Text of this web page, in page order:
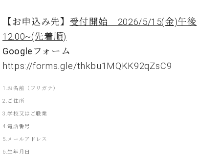
ル
W.
ホ
マ
王
子
・
技
術
営
セ
ー
ス
タ
【お申込み先】 受付開始 2026/5/15(金)午後
12:00~(先着順)
Googleフォーム
https://forms.gle/thkbu1MQKK92qZsC9
1.お名前（フリガナ）
2.ご住所
3.学校又はご職業
4.電話番号
5.メールアドレス
6.生年月日